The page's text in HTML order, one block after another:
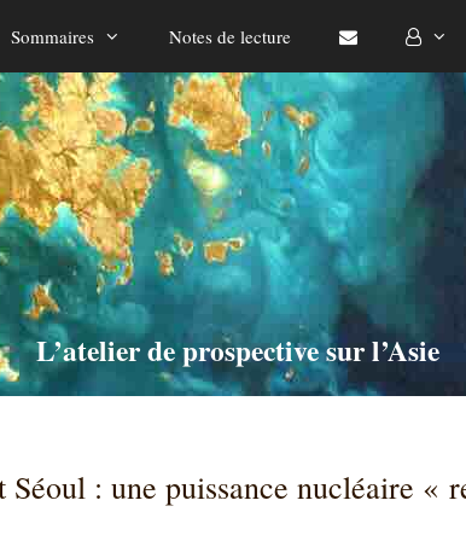
Sommaires Notes de lecture
L’atelier de prospective sur l’Asie
: une puissance nucléaire «